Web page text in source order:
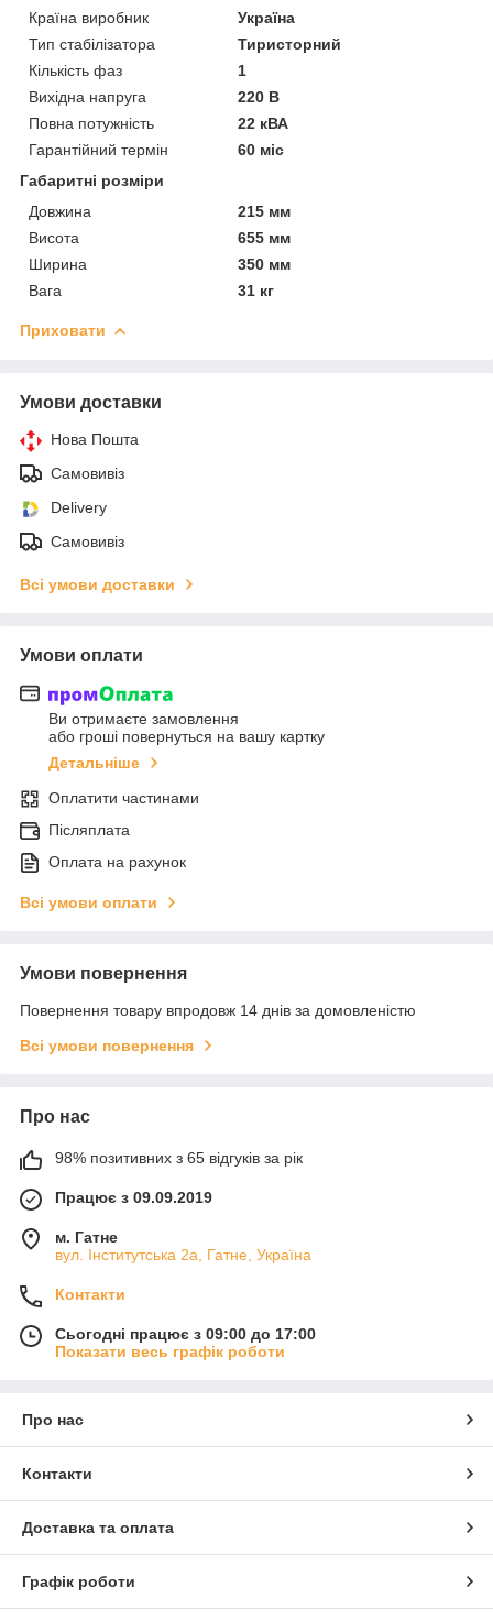
Країна виробник
Україна
Тип стабілізатора
Тиристорний
Кількість фаз
1
Вихідна напруга
220 В
Повна потужність
22 кВА
Гарантійний термін
60 міс
Габаритні розміри
Довжина
215 мм
Висота
655 мм
Ширина
350 мм
Вага
31 кг
Приховати
Умови доставки
Нова Пошта
Самовивіз
Delivery
Самовивіз
Всі умови доставки
Умови оплати
Ви отримаєте замовлення
або гроші повернуться на вашу картку
Детальніше
Оплатити частинами
Післяплата
Оплата на рахунок
Всі умови оплати
Умови повернення
Повернення товару впродовж 14 днів за домовленістю
Всі умови повернення
Про нас
98% позитивних з 65 відгуків за рік
Працює з 09.09.2019
м. Гатне
вул. Інститутська 2а, Гатне, Україна
Контакти
Сьогодні працює з 09:00 до 17:00
Показати весь графік роботи
Про нас
Контакти
Доставка та оплата
Графік роботи